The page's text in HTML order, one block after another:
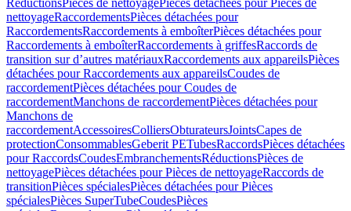
RéductionsPièces de nettoyagePièces détachées pour Pièces de
nettoyageRaccordementsPièces détachées pour
RaccordementsRaccordements à emboîterPièces détachées pour
Raccordements à emboîterRaccordements à griffesRaccords de
transition sur d’autres matériauxRaccordements aux appareilsPièces
détachées pour Raccordements aux appareilsCoudes de
raccordementPièces détachées pour Coudes de
raccordementManchons de raccordementPièces détachées pour
Manchons de
raccordementAccessoiresColliersObturateursJointsCapes de
protectionConsommablesGeberit PETubesRaccordsPièces détachées
pour RaccordsCoudesEmbranchementsRéductionsPièces de
nettoyagePièces détachées pour Pièces de nettoyageRaccords de
transitionPièces spécialesPièces détachées pour Pièces
spécialesPièces SuperTubeCoudesPièces